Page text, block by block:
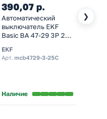
❯
390,07 р.
Автоматический
выключатель EKF
Basic ВА 47-29 3P 25А
электрический)
EKF
Арт. mcb4729-3-25C
Наличие